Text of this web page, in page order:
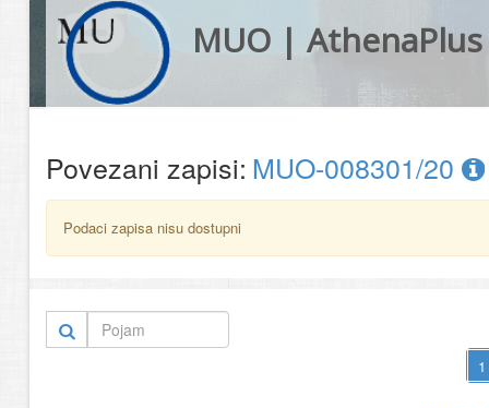
MUO | AthenaPlus
Povezani zapisi: MUO-008301/20
Podaci zapisa nisu dostupni